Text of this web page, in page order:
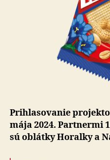
Prihlasovanie
mája 2024. Partnermi
sú oblátky Horalky a